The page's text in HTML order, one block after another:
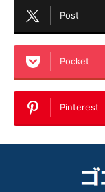
Post
Pocket
Pinterest